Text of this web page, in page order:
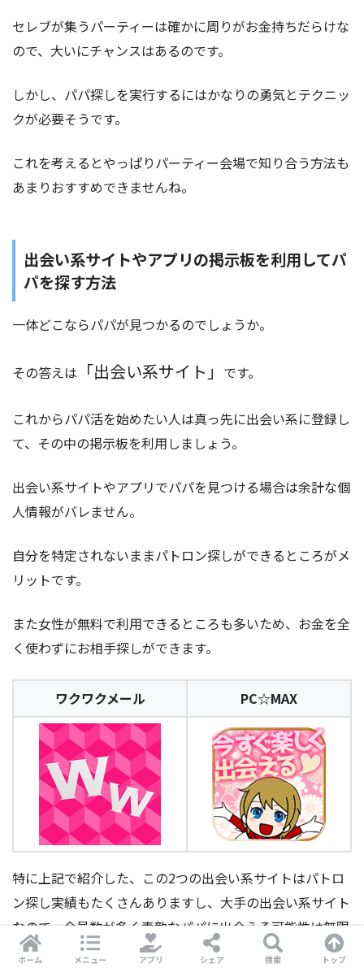
セレブが集うパーティーは確かに周りがお金持ちだらけな
ので、大いにチャンスはあるのです。
しかし、パパ探しを実行するにはかなりの勇気とテクニッ
クが必要そうです。
これを考えるとやっぱりパーティー会場で知り合う方法も
あまりおすすめできませんね。
出会い系サイトやアプリの掲示板を利用してパ
パを探す方法
一体どこならパパが見つかるのでしょうか。
その答えは 「出会い系サイト」 です。
これからパパ活を始めたい人は真っ先に出会い系に登録し
て、その中の掲示板を利用しましょう。
出会い系サイトやアプリでパパを見つける場合は余計な個
人情報がバレません。
自分を特定されないままパトロン探しができるところがメ
リットです。
また女性が無料で利用できるところも多いため、お金を全
く使わずにお相手探しができます。
ワクワクメール PC☆MAX
特に上記で紹介した、この2つの出会い系サイトはパトロ
ン探し実績もたくさんありますし、大手の出会い系サイト
なので、会員数が多く素敵なパパに出会える可能性は無限
大です。
ホーム メニュー アプリ シェア 検索 トップ